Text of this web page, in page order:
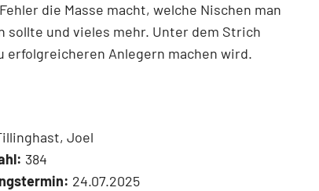
die Masse macht, welche Nischen man
sollte und vieles mehr. Unter dem Strich
erfolgreicheren Anlegern machen wird.
Joel
384
24.07.2025